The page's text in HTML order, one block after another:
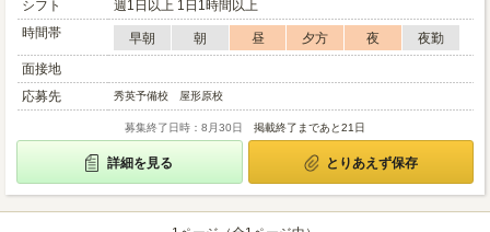
シフト
週1日以上 1日1時間以上
時間帯
早朝 朝 昼 夕方 夜
夜勤
面接地
応募先
秀英予備校 屋形原校
募集終了日時：8月30日 掲載終了まであと21日
詳細を見る とりあえず保存